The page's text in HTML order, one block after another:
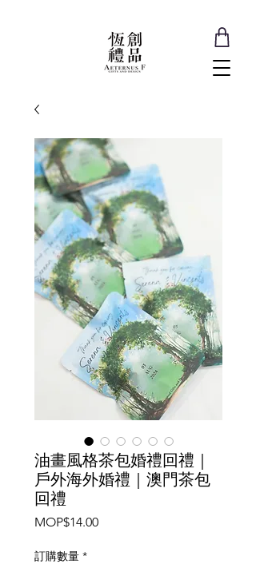
油畫風格茶包婚禮回禮｜
戶外海外婚禮｜澳門茶包
回禮
MOP$14.00價
訂購數量 *